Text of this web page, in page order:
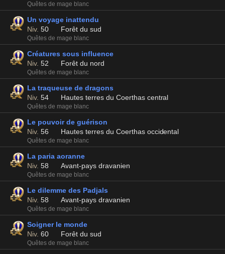
Quêtes de mage blanc
Un voyage inattendu
Niv. 50 Forêt du sud
Quêtes de mage blanc
Créatures sous influence
Niv. 52 Forêt du nord
Quêtes de mage blanc
La traqueuse de dragons
Niv. 54 Hautes terres du Coerthas central
Quêtes de mage blanc
Le pouvoir de guérison
Niv. 56 Hautes terres du Coerthas occidental
Quêtes de mage blanc
La paria aoranne
Niv. 58 Avant-pays dravanien
Quêtes de mage blanc
Le dilemme des Padjals
Niv. 58 Avant-pays dravanien
Quêtes de mage blanc
Soigner le monde
Niv. 60 Forêt du sud
Quêtes de mage blanc